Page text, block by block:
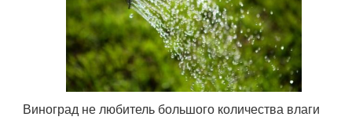
Виноград не любитель большого количества влаги